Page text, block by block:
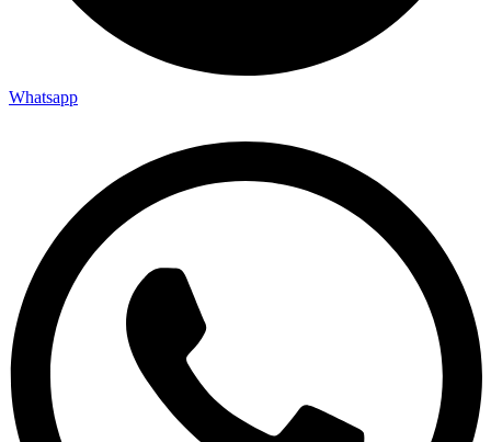
Whatsapp